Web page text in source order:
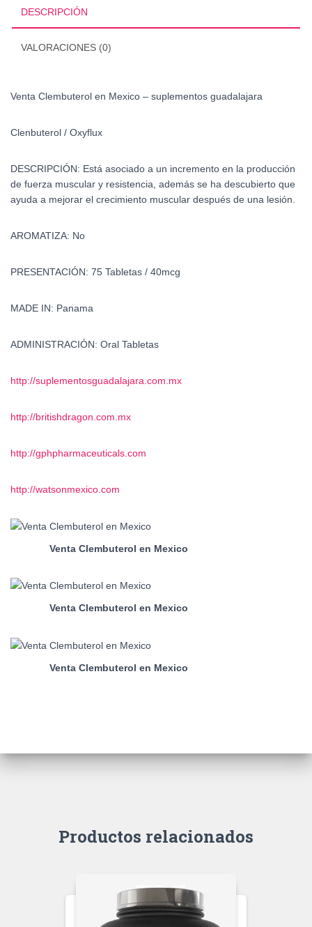
DESCRIPCIÓN
VALORACIONES (0)
Venta Clembuterol en Mexico – suplementos guadalajara
Clenbuterol / Oxyflux
DESCRIPCIÓN: Está asociado a un incremento en la producción
de fuerza muscular y resistencia, además se ha descubierto que
ayuda a mejorar el crecimiento muscular después de una lesión.
AROMATIZA: No
PRESENTACIÓN: 75 Tabletas / 40mcg
MADE IN: Panama
ADMINISTRACIÓN: Oral Tabletas
http://suplementosguadalajara. com.mx
http://britishdragon.com.mx
http://gphpharmaceuticals.com
http://watsonmexico.com
Venta Clembuterol en Mexico
Venta Clembuterol en Mexico
Venta Clembuterol en Mexico
Productos relacionados